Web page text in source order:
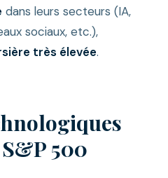
dans leurs secteurs (IA,
sociaux, etc.),
très élevée.
500